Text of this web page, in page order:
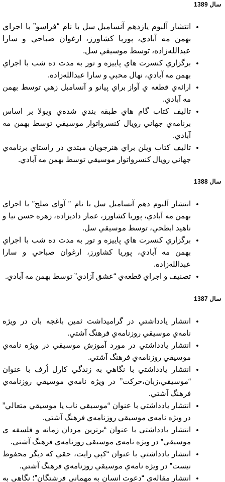
سال 1389
انتشار آلبوم يازدهم آنسامبل سل با نام “فراسو” با اجراي
بهمن مه آبادي، پوريا كشاورز، ارغوان صباحي و سارا
عبدالله‌زاده، توسط موسيقي سل.
برگزاري كنسرت هاي پاييزه و تور به مدت ده شب با اجراي
بهمن مه آبادي، نهال محبي و سارا عبدالله‌زاده.
ارائه‌ي قطعه ي آواز براي پيانو و آنسامبل زهي توسط بهمن
مه آبادي.
تاليف كتاب گام هاي طبقه بندي شده‌ي ويولا بر اساس
برنامه‌ي جهاني رويال كنسرواتوار موسيقي توسط بهمن مه
آبادي.
تاليف كتاب ويلن براي هنرجويان مبتدي در راستاي برنامه‌ي
جهاني رويال كنسرواتوار موسيقي توسط بهمن مه آبادي.
سال 1388
انتشار آلبوم دهم آنسامبل سل با نام ” آواي صلح” با اجراي
بهمن مه آبادي، پوريا كشاورز، عمار داديزاده، زهره حسن نيا و
ناهيد ابطحي، توسط موسيقي سل.
برگزاري كنسرت هاي پاييزه و تور به مدت ده شب با اجراي
بهمن مه آبادي، پوريا كشاورز، ارغوان صباحي و سارا
عبدالله‌زاده.
تصنيف و اجراي قطعه‌ي “عشق آزادي” توسط بهمن مه آبادي.
سال 1387
انتشار يادداشتي در گراميداشت ثمين باغچه بان در ويژه
نامه‌ي موسيقي روزنامه‌ي فرهنگ آشتي.
انتشار يادداشتي در مورد آموزش موسيقي در ويژه نامه‌ي
موسيقي روزنامه‌ي فرهنگ آشتي.
انتشار يادداشتي با نگاهي به زندگي كارل اُرف با عنوان
“موسيقي،زبان،حركت” در ويژه نامه‌ي موسيقي روزنامه‌ي
فرهنگ آشتي.
انتشار يادداشتي با عنوان “موسيقي ناب يا موسيقي متعالي”
در ويژه نامه‌ي موسيقي روزنامه‌ي فرهنگ آشتي.
انتشار يادداشتي با عنوان “برترين مردان زمانه و فلسفه ي
موسيقي” در ويژه نامه‌ي موسيقي روزنامه‌ي فرهنگ آشتي.
انتشار يادداشتي با عنوان “كپي رايت، حقي كه ديگر محفوظ
نيست” در ويژه نامه‌ي موسيقي روزنامه‌ي فرهنگ آشتي.
انتشار مقاله‌ي “دعوت انسان به مهماني فرشتگان”؛ نگاهي به